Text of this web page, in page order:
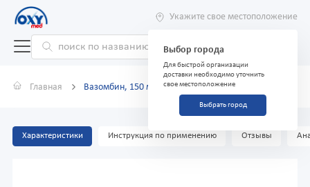
Укажите свое местоположение
Выбор города
Для быстрой организации
доставки необходимо уточнить
свое местоположение
Выбрать город
Главная Вазомбин, 150 мл, сироп
Характеристики Инструкция по применению Отзывы